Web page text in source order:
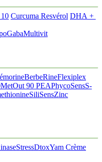
Curcuma Resvérol DHA +
Multivit
BerbeRineFlexiplex
MetOut 90 PEAPhycoSensS-
SiliSensZinc
StressDtoxYam Crème